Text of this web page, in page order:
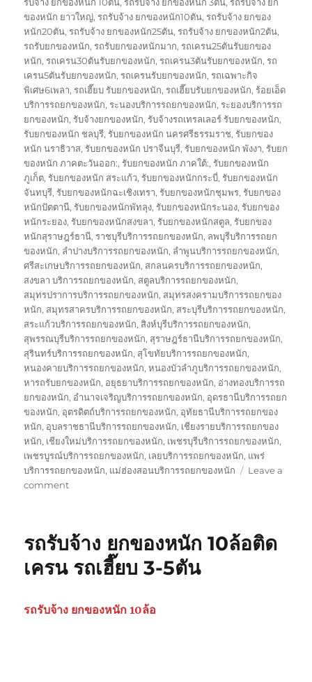
ของหนัก ยาวใหญ่,รถรับจ้าง ยกของหนัก10ตัน,รถรับจ้าง ยกของ
หนัก20ตัน,รถรับจ้าง ยกของหนัก25ตัน,รถรับจ้าง ยกของหนัก2ตัน,
รถรับยกของหนัก,รถรับยกของหนักมาก,รถเครน25ตันรับยกของ
หนัก,รถเครน30ตันรับยกของหนัก,รถเครน3ตันรับยกของหนัก,รถ
เครน5ตันรับยกของหนัก,รถเครนรับยกของหนัก,รถเฉพาะกิจ
พิเศษ6เพลา,รถเฮี๊ยบ รับยกของหนัก,รถเฮี๊ยบรับยกของหนัก,ร้อยเอ็ด
บริการรถยกของหนัก,ระนองบริการรถยกของหนัก,ระยองบริการรถ
ยกของหนัก,รับจ้างยกของหนัก,รับจ้างรถเทรลเลอร์ รับยกของหนัก,
รับยกของหนัก ชลบุรี,รับยกของหนัก นครศรีธรรมราช,รับยกของ
หนัก นราธิวาส,รับยกของหนัก ปราจีนบุรี,รับยกของหนัก พังงา,รับยก
ของหนัก ภาคตะวันออก:,รับยกของหนัก ภาคใต้:,รับยกของหนัก
ภูเก็ต,รับยกของหนัก สระแก้ว,รับยกของหนักกระบี่,รับยกของหนัก
จันทบุรี,รับยกของหนักฉะเชิงเทรา,รับยกของหนักชุมพร,รับยกของ
หนักปัตตานี,รับยกของหนักพัทลุง,รับยกของหนักระนอง,รับยกของ
หนักระยอง,รับยกของหนักสงขลา,รับยกของหนักสตูล,รับยกของ
หนักสุราษฎร์ธานี,ราชบุรีบริการรถยกของหนัก, ลพบุรีบริการรถยก
ของหนัก, ลำปางบริการรถยกของหนัก, ลำพูนบริการรถยกของหนัก,
ศรีสะเกษบริการรถยกของหนัก, สกลนครบริการรถยกของหนัก,
สงขลา บริการรถยกของหนัก, สตูลบริการรถยกของหนัก,
สมุทรปราการบริการรถยกของหนัก, สมุทรสงครามบริการรถยกของ
หนัก, สมุทรสาครบริการรถยกของหนัก, สระบุรีบริการรถยกของหนัก,
สระแก้วบริการรถยกของหนัก, สิงห์บุรีบริการรถยกของหนัก,
สุพรรณบุรีบริการรถยกของหนัก, สุราษฎร์ธานีบริการรถยกของหนัก,
สุรินทร์บริการรถยกของหนัก, สุโขทัยบริการรถยกของหนัก,
หนองคายบริการรถยกของหนัก,หนองบัวลำภูบริการรถยกของหนัก,
หารถรับยกของหนัก, อยุธยาบริการรถยกของหนัก, อ่างทองบริการรถ
ยกของหนัก, อำนาจเจริญบริการรถยกของหนัก, อุดรธานีบริการรถยก
ของหนัก, อุตรดิตถ์บริการรถยกของหนัก, อุทัยธานีบริการรถยกของ
หนัก, อุบลราชธานีบริการรถยกของหนัก, เชียงรายบริการรถยกของ
หนัก, เชียงใหม่บริการรถยกของหนัก, เพชรบุรีบริการรถยกของหนัก,
เพชรบูรณ์บริการรถยกของหนัก, เลยบริการรถยกของหนัก, แพร่
บริการรถยกของหนัก, แม่ฮ่องสอนบริการรถยกของหนัก
Leave a
commenton
ของ
10ล้อ
เครน
รถรับจ้าง ยกของหนัก 10ล้อติด
เครน รถเฮี๊ยบ 3-5ตัน
รถรับจ้าง ยกของหนัก 10ล้อ